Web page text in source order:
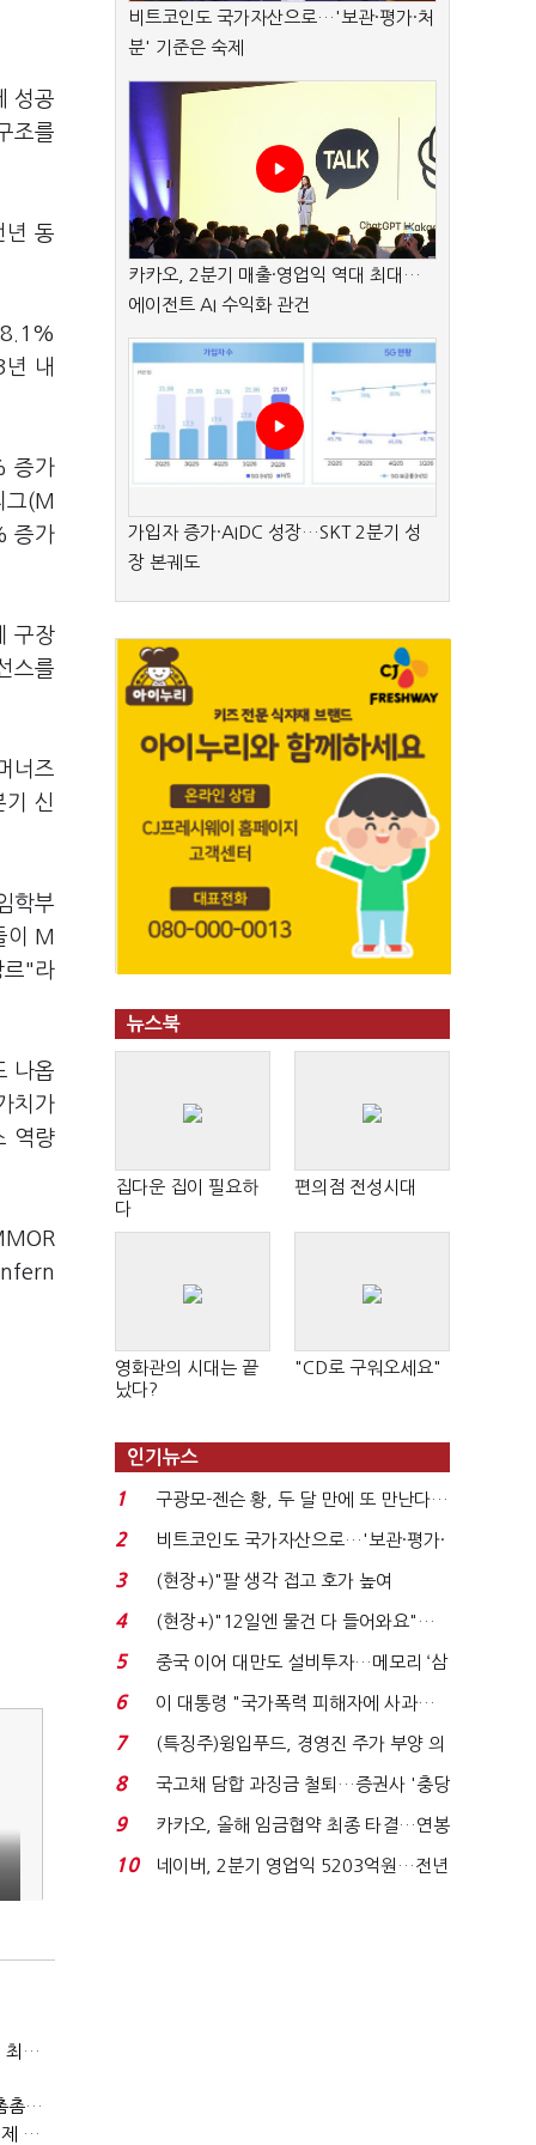
성공
조를
년 동
내
증가
그(M
증가
구장
스를
너즈
신
학부
이 M
르"라
나옵
치가
역량
두나무, 경찰청 압수 가상자산 보관 맡는다…커스터디 사업 최종 낙찰
게임산업법 전면 손질 공감대…"낡은 규제 걷고 안전장치 촘촘히 해야"
(최홍규의 피지컬 AI)로봇이 사람을 먹여 살린다, 그런데 언제 먹여야 할지는 모른다
비트코인도 국가자산으로…'보관·평가·처
분' 기준은 숙제
카카오, 2분기 매출·영업익 역대 최대…
에이전트 AI 수익화 관건
가입자 증가·AIDC 성장…SKT 2분기 성
장 본궤도
뉴스북
집다운 집이 필요하
다
편의점 전성시대
영화관의 시대는 끝
났다?
"CD로 구워오세요"
인기뉴스
1
구광모-젠슨 황, 두 달 만에 또 만난다…
로봇·AI 등 논...
2
비트코인도 국가자산으로…'보관·평가·
처분' 기준은 ...
3
(현장+)"팔 생각 접고 호가 높여
요"…'덜 똘똘한 한 채' 20...
4
(현장+)"12일엔 물건 다 들어와요"…
빈 매대 채우며 문 연 ...
5
중국 이어 대만도 설비투자…메모리 ‘삼
국전쟁’
6
이 대통령 "국가폭력 피해자에 사과…
적극적 조사로 진...
7
(특징주)윙입푸드, 경영진 주가 부양 의
지에 상한가...
8
국고채 담합 과징금 철퇴…증권사 '충당
금 폭탄' 우려...
9
카카오, 올해 임금협약 최종 타결…연봉
6.3% 인상·격려...
10
네이버, 2분기 영업익 5203억원…전년